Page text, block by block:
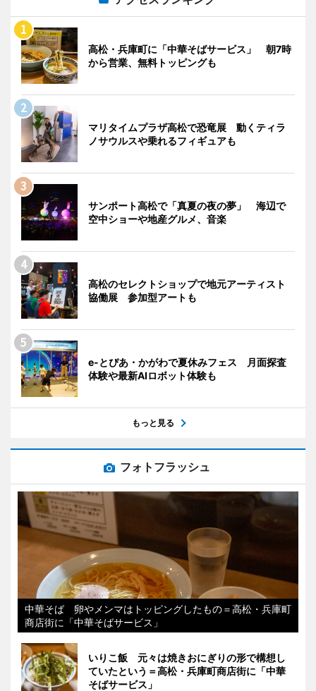
高松・兵庫町に「中華そばサービス」 朝7時
から営業、無料トッピングも
マリタイムプラザ高松で恐竜展 動くティラ
ノサウルスや乗れるフィギュアも
サンポート高松で「真夏の夜の夢」 海辺で
空中ショーや地産グルメ、音楽
高松のセレクトショップで地元アーティスト
協働展 参加型アートも
e-とぴあ・かがわで夏休みフェス 月面探査
体験や最新AIロボット体験も
もっと見る
フォトフラッシュ
中華そば 卵やメンマはトッピングしたもの＝高松・兵庫町
商店街に「中華そばサービス」
いりこ飯 元々は焼きおにぎりの形で構想し
ていたという＝高松・兵庫町商店街に「中華
そばサービス」